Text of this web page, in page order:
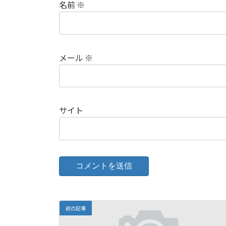
名前 ※
メール ※
サイト
前の記事